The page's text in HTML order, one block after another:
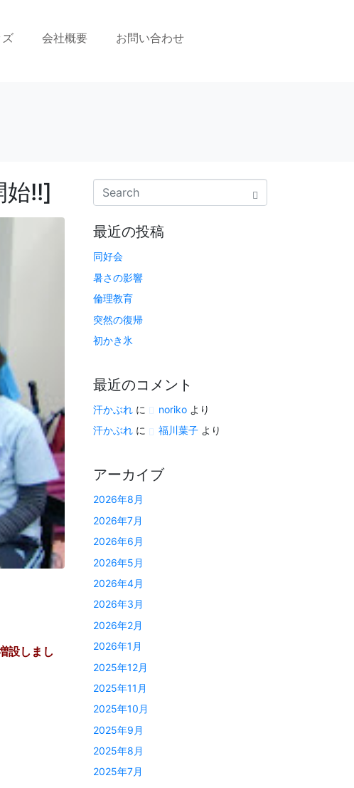
ズ 会社概要 お問い合わせ
!!]
設しまし
最近の投稿
同好会
暑さの影響
倫理教育
突然の復帰
初かき氷
最近のコメント
汗かぶれ に norikoより
汗かぶれ に 福川葉子より
アーカイブ
2026年8月
2026年7月
2026年6月
2026年5月
2026年4月
2026年3月
2026年2月
2026年1月
2025年12月
2025年11月
2025年10月
2025年9月
2025年8月
2025年7月